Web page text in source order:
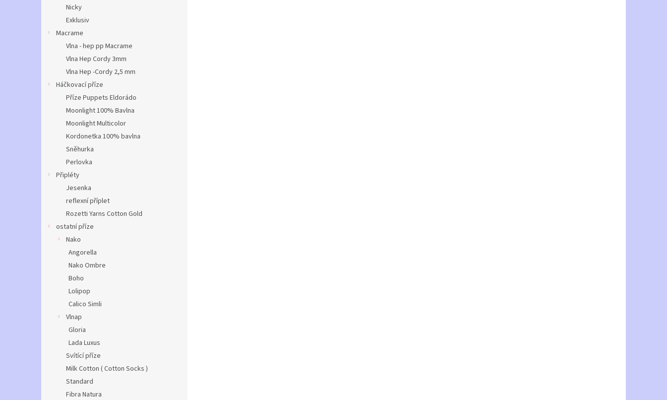
Nicky
Exklusiv
Macrame
Vlna - hep pp Macrame
Vlna Hep Cordy 3mm
Vlna Hep -Cordy 2,5 mm
Háčkovací příze
Příze Puppets Eldorádo
Moonlight 100% Bavlna
Moonlight Multicolor
Kordonetka 100% bavlna
Sněhurka
Perlovka
Připléty
Jesenka
reflexní příplet
Rozetti Yarns Cotton Gold
ostatní příze
Nako
Angorella
Nako Ombre
Boho
Lolipop
Calico Simli
Vlnap
Gloria
Lada Luxus
Svítící příze
Milk Cotton ( Cotton Socks )
Standard
Fibra Natura